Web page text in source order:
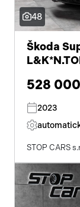
senzor
el. okna
tónovaná
el. víko
přední
centrál
48
Škoda
528
2023
STOP CARS